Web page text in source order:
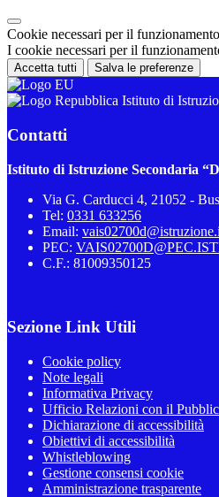
Cookie necessari per il funzionamento
I cookie necessari per il
Accetta tutti Salva le preferenze
Istituto di
Contatti
Istituto di Istruzione Secondaria
Via G. Carducci 4, 21052 -
Tel: 0331 633256
Email:
PEC:
C.F.: 81009350125
Sezione Link Utili
Cookie policy
Note legali
Informativa Privacy
Ufficio Relazioni con il
Dichiarazione di accessibilità
Obiettivi di accessibilità
Whistleblowing
Gestione consensi cookie
Amministrazione trasparente